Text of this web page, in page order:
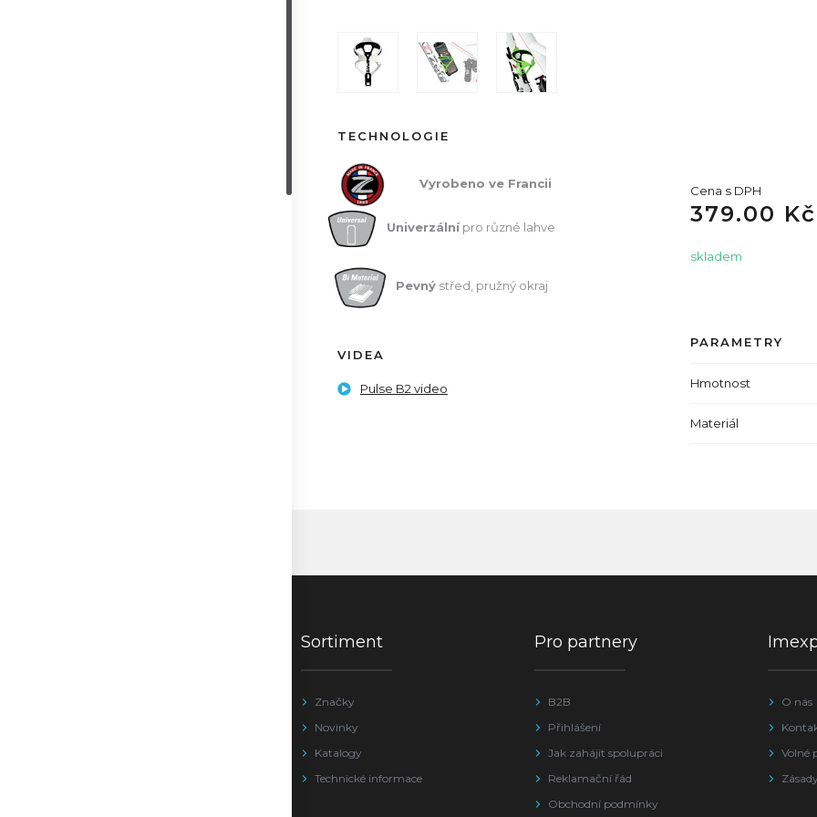
Cena s DPH
379.00 Kč
skladem
PARAMETRY
Hmotnost
Materiál
TECHNOLOGIE
Vyrobeno ve Francii
Univerzálnípro různé lahve
Pevný střed, pružný okraj
VIDEA
Pulse B2 video
Sortiment
Značky
Novinky
Katalogy
Technické informace
Pro partnery
B2B
Přihlášení
Jak zahájit spolupráci
Reklamační řád
Obchodní podmínky
O nás
Volné